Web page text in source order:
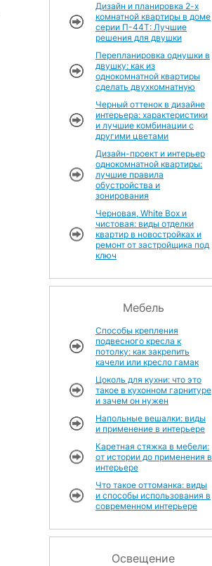
Дизайн и планировка 2-х
комнатной квартиры в доме
серии П-44Т: Лучшие
решения для двушки
Перепланировка однушки в
двушку: как из
однокомнатной квартиры
сделать двухкомнатную
Черный оттенок в дизайне
интерьера: характеристики
и лучшие комбинации с
другими цветами
Дизайн-проект и интерьер
однокомнатной квартиры:
лучшие правила
обустройства и
зонирования
Черновая, White Box и
чистовая: виды отделки
квартир в новостройках и
ремонт от застройщика под
ключ
Мебель
Способы крепления
подвесного кресла к
потолку: как закрепить
качели или кресло гамак
Цоколь для кухни: что это
такое в кухонном гарнитуре
и зачем он нужен
Напольные вешалки: виды
и применение в интерьере
Каретная стяжка в мебели:
от истории до применения в
интерьере
Что такое оттоманка: виды
и способы использования в
современном интерьере
Освещение